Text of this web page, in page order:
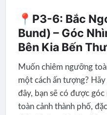
📍P3-6: Bắc
Bund) – Góc
Bên Kia Bến
Muốn chiêm ngưỡng
một cách ấn tượng? Hãy
đây, bạn sẽ có được
toàn cảnh thành phố,